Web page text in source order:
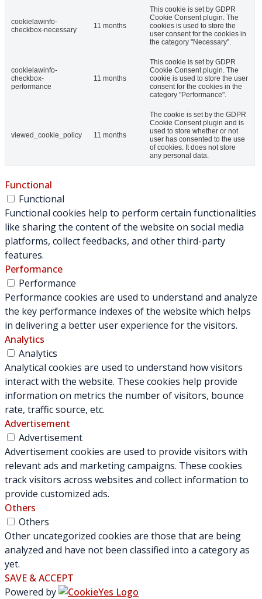
cookielawinfo-
checkbox-necessary
11 months
This cookie is set by GDPR
Cookie Consent plugin. The
cookies is used to store the
user consent for the cookies in
the category "Necessary".
cookielawinfo-
checkbox-
performance
11 months
This cookie is set by GDPR
Cookie Consent plugin. The
cookie is used to store the user
consent for the cookies in the
category "Performance".
viewed_cookie_policy 11 months
The cookie is set by the GDPR
Cookie Consent plugin and is
used to store whether or not
user has consented to the use
of cookies. It does not store
any personal data.
Functional
Functional
Functional cookies help to perform certain functionalities
like sharing the content of the website on social media
platforms, collect feedbacks, and other third-party
features.
Performance
Performance
Performance cookies are used to understand and analyze
the key performance indexes of the website which helps
in delivering a better user experience for the visitors.
Analytics
Analytics
Analytical cookies are used to understand how visitors
interact with the website. These cookies help provide
information on metrics the number of visitors, bounce
rate, traffic source, etc.
Advertisement
Advertisement
Advertisement cookies are used to provide visitors with
relevant ads and marketing campaigns. These cookies
track visitors across websites and collect information to
provide customized ads.
Others
Others
Other uncategorized cookies are those that are being
analyzed and have not been classified into a category as
yet.
SAVE & ACCEPT
Powered by